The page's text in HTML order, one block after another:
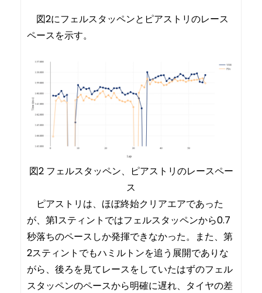
図2にフェルスタッペンとピアストリのレース
ペースを示す。
図2 フェルスタッペン、ピアストリのレースペー
ス
ピアストリは、ほぼ終始クリアエアであった
が、第1スティントではフェルスタッペンから0.7
秒落ちのペースしか発揮できなかった。また、第
2スティントでもハミルトンを追う展開でありな
がら、後ろを見てレースをしていたはずのフェル
スタッペンのペースから明確に遅れ、タイヤの差